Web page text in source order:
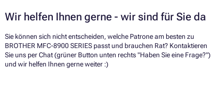
Wir helfen Ihnen gerne - wir sind für Sie da
Sie können sich nicht entscheiden, welche Patrone am besten zu
BROTHER MFC-8900 SERIES passt und brauchen Rat? Kontaktieren
Sie uns per Chat (grüner Button unten rechts "Haben Sie eine Frage?")
und wir helfen Ihnen gerne weiter :)